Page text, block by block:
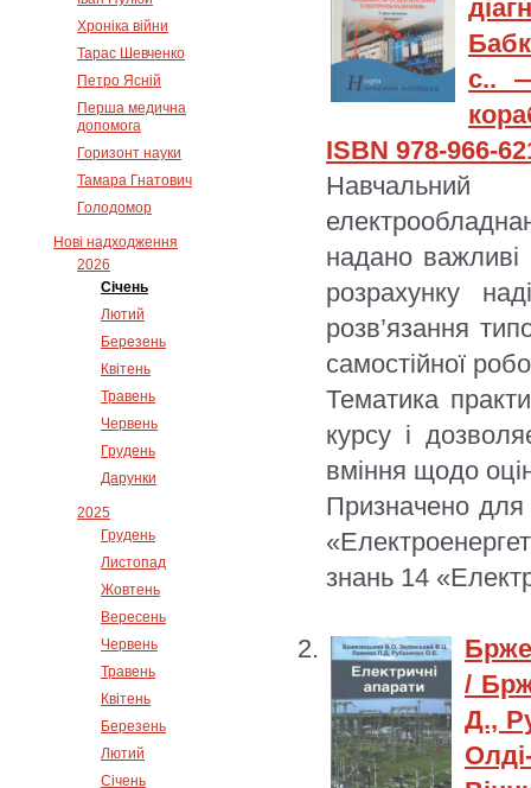
Хроніка війни
Тарас Шевченко
Петро Ясній
Перша медична
допомога
Горизонт науки
Тамара Гнатович
Голодомор
Нові надходження
2026
Січень
Лютий
Березень
Квітень
Травень
Червень
Грудень
Дарунки
2025
Грудень
Листопад
Жовтень
Вересень
Червень
Травень
Квітень
Березень
Лютий
Січень
с..
ISBN 978-966-
надано важливі
розрахунку
розв’язання
самостійної
Тематика
курсу і
вміння щодо
Призначено для
знань 14
/
Д.,